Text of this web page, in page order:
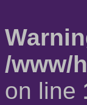
/www/
on line